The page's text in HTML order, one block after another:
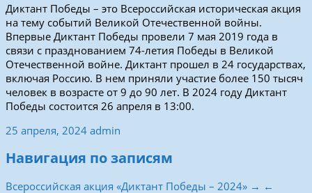
Диктант Победы – это Всероссийская историческая акция
на тему событий Великой Отечественной войны.
Впервые Диктант Победы провели 7 мая 2019 года в
связи с празднованием 74-летия Победы в Великой
Отечественной войне. Диктант прошел в 24 государствах,
включая Россию. В нем приняли участие более 150 тысяч
человек в возрасте от 9 до 90 лет. В 2024 году Диктант
Победы состоится 26 апреля в 13:00.
25 апреля, 2024 admin
Навигация по записям
Всероссийская акция «Диктант Победы – 2024» → ←